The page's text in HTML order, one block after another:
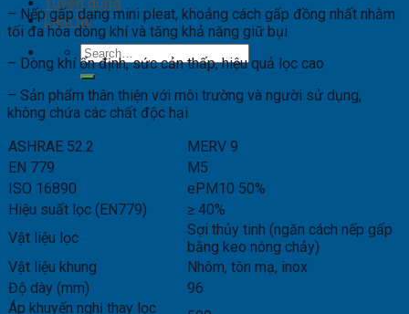
Liên hệ
Search
for:
– Nếp gấp dạng mini pleat, khoảng cách gấp đồng nhất nhằm
tối đa hóa dòng khí và tăng khả năng giữ bụi
– Dòng khí ổn định, sức cản thấp, hiệu quả lọc cao
– Sản phẩm thân thiện với môi trường và người sử dụng,
không chứa các chất độc hại
ASHRAE 52.2
MERV 9
EN 779
M5
ISO 16890
ePM10 50%
Hiệu suất lọc (EN779)
≥ 40%
Vật liệu lọc
Sợi thủy tinh (ngăn cách nếp gấp
bằng keo nóng chảy)
Vật liệu khung
Nhôm, tôn mạ, inox
Độ dày (mm)
96
Áp khuyến nghị thay lọc